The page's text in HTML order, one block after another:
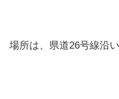
場所は、県道26号線沿